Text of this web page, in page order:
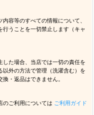
容等のすべての情報について、
うことを一切禁止します（キャ
した場合、当店では一切の責任を
以外の方法で管理（洗濯含む）を
・返品はできません。
のご利用については ご利用ガイド